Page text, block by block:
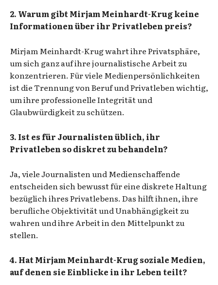
2. Warum gibt Mirjam Meinhardt-Krug keine
Informationen über ihr Privatleben preis?
Mirjam Meinhardt-Krug wahrt ihre Privatsphäre,
um sich ganz auf ihre journalistische Arbeit zu
konzentrieren. Für viele Medienpersönlichkeiten
ist die Trennung von Beruf und Privatleben wichtig,
um ihre professionelle Integrität und
Glaubwürdigkeit zu schützen.
3. Ist es für Journalisten üblich, ihr
Privatleben so diskret zu behandeln?
Ja, viele Journalisten und Medienschaffende
entscheiden sich bewusst für eine diskrete Haltung
bezüglich ihres Privatlebens. Das hilft ihnen, ihre
berufliche Objektivität und Unabhängigkeit zu
wahren und ihre Arbeit in den Mittelpunkt zu
stellen.
4. Hat Mirjam Meinhardt-Krug soziale Medien,
auf denen sie Einblicke in ihr Leben teilt?